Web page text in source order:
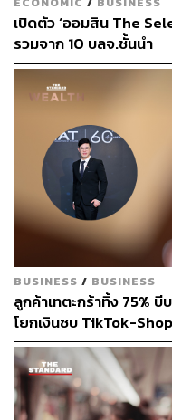
เปิดตัว ‘ออมสิน The
รวมจาก 10 บลจ.ชั้นนำ
BUSINESS / BUSINESS
ลูกค้าเทตะกร้าทิ้ง 75%
โยกเงินซบ TikTok-
ครั้งแรกในรอบ 14 ปี